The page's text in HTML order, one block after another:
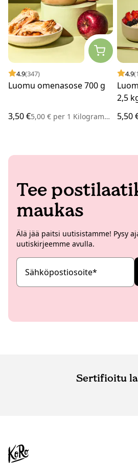
4.9(347)
Luomu omenasose 700 g
3,50 €5,00 € per 1 Kilogramma
4.9
2,5
5,50
Tee
maukas
Älä jää paitsi uutisistamme! Pysy
uutiskirjeemme avulla.
Sähköpostiosoite*
Sertifioitu